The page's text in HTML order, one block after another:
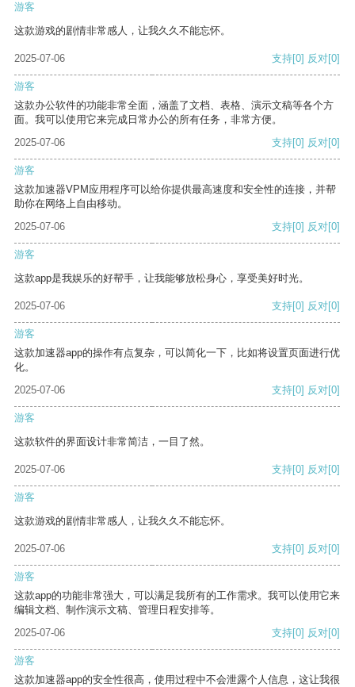
游客
这款游戏的剧情非常感人，让我久久不能忘怀。
2025-07-06 支持[0] 反对[0]
游客
这款办公软件的功能非常全面，涵盖了文档、表格、演示文稿等各个方
面。我可以使用它来完成日常办公的所有任务，非常方便。
2025-07-06
支持[0] 反对[0]
游客
这款加速器VPM应用程序可以给你提供最高速度和安全性的连接，并帮
助你在网络上自由移动。
2025-07-06
支持[0] 反对[0]
游客
这款app是我娱乐的好帮手，让我能够放松身心，享受美好时光。
2025-07-06 支持[0] 反对[0]
游客
这款加速器app的操作有点复杂，可以简化一下，比如将设置页面进行优
化。
2025-07-06
支持[0] 反对[0]
游客
这款软件的界面设计非常简洁，一目了然。
2025-07-06 支持[0] 反对[0]
游客
这款游戏的剧情非常感人，让我久久不能忘怀。
2025-07-06 支持[0] 反对[0]
游客
这款app的功能非常强大，可以满足我所有的工作需求。我可以使用它来
编辑文档、制作演示文稿、管理日程安排等。
2025-07-06
支持[0] 反对[0]
游客
这款加速器app的安全性很高，使用过程中不会泄露个人信息，这让我很